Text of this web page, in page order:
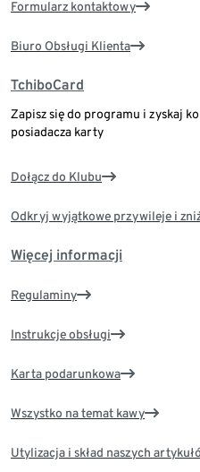
Formularz kontaktowy
Biuro Obsługi Klienta
TchiboCard
Zapisz się do programu i zyskaj
posiadacza karty
Dołącz do Klubu
Odkryj wyjątkowe przywileje i
Więcej informacji
Regulaminy
Instrukcje obsługi
Karta podarunkowa
Wszystko na temat kawy
Utylizacja i skład naszych